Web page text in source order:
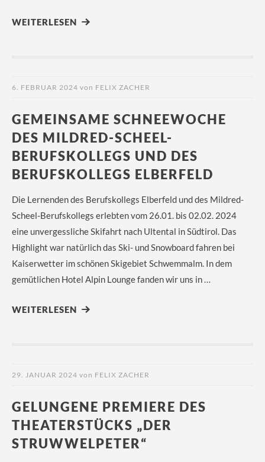
WEITERLESEN
6. FEBRUAR 2024 von FELIX ZACHER
GEMEINSAME SCHNEEWOCHE
DES MILDRED-SCHEEL-
BERUFSKOLLEGS UND DES
BERUFSKOLLEGS ELBERFELD
Die Lernenden des Berufskollegs Elberfeld und des Mildred-
Scheel-Berufskollegs erlebten vom 26.01. bis 02.02. 2024
eine unvergessliche Skifahrt nach Ultental in Südtirol. Das
Highlight war natürlich das Ski- und Snowboard fahren bei
Kaiserwetter im schönen Skigebiet Schwemmalm. In dem
gemütlichen Hotel Alpin Lounge fanden wir uns in …
WEITERLESEN
29. JANUAR 2024 von FELIX ZACHER
GELUNGENE PREMIERE DES
THEATERSTÜCKS „DER
STRUWWELPETER“